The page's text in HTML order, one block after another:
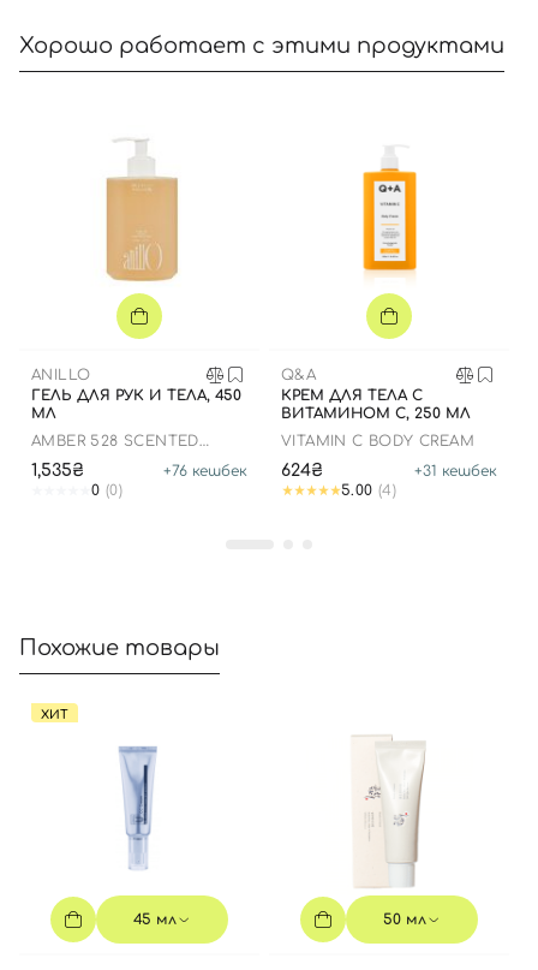
Хорошо работает с этими продуктами
ANILLO
ГЕЛЬ ДЛЯ РУК И ТЕЛА, 450
МЛ
AMBER 528 SCENTED
1,535₴ +76 кешбек
0 (0)
Q&A
КРЕМ ДЛЯ ТЕЛА С
ВИТАМИНОМ С, 250 МЛ
VITAMIN C BODY CREAM
624₴ +31 кешбек
5.00 (4)
Похожие товары
ХИТ
45 мл 50 мл
Вход Регистрация
принимаете условия Пользовательские соглашения
Далее
Войти с помощью e-mail